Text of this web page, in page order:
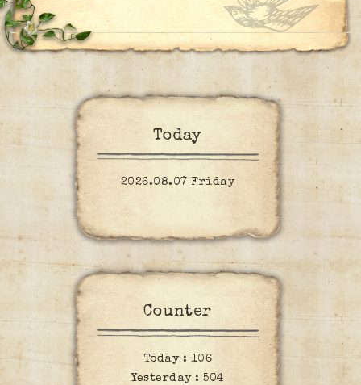
Today
2026.08.07 Friday
Counter
Today : 106
Yesterday :504